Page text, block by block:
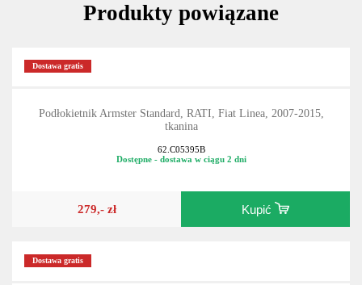
Produkty powiązane
Dostawa gratis
Podłokietnik Armster Standard, RATI, Fiat Linea, 2007-2015,
tkanina
62.C05395B
Dostępne - dostawa w ciągu 2 dni
279,- zł Kupić
Dostawa gratis